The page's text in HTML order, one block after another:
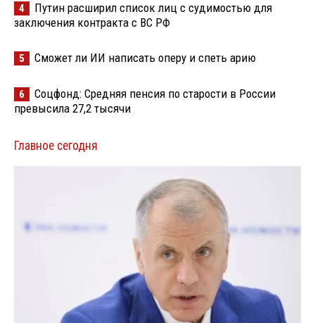
4
Путин расширил список лиц с судимостью для
заключения контракта с ВС РФ
5 Сможет ли ИИ написать оперу и спеть арию
6
Соцфонд: Средняя пенсия по старости в России
превысила 27,2 тысячи
Главное сегодня